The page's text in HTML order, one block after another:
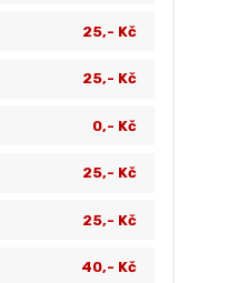
25,- Kč
25,- Kč
0,- Kč
25,- Kč
25,- Kč
40,- Kč